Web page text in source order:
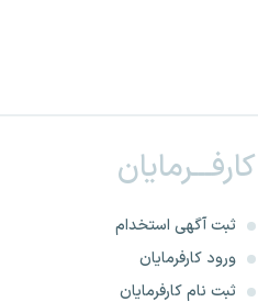
کارفـــرمایان
ثبت آگهی استخدام
ورود کارفرمایان
ثبت نام کارفرمایان